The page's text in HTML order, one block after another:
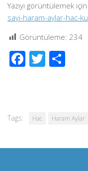
Yazıyı görüntülemek için
sayi-haram-aylar-hac-
Görüntüleme: 234
Facebook
Twitter
Tags: Hac Haram Aylar